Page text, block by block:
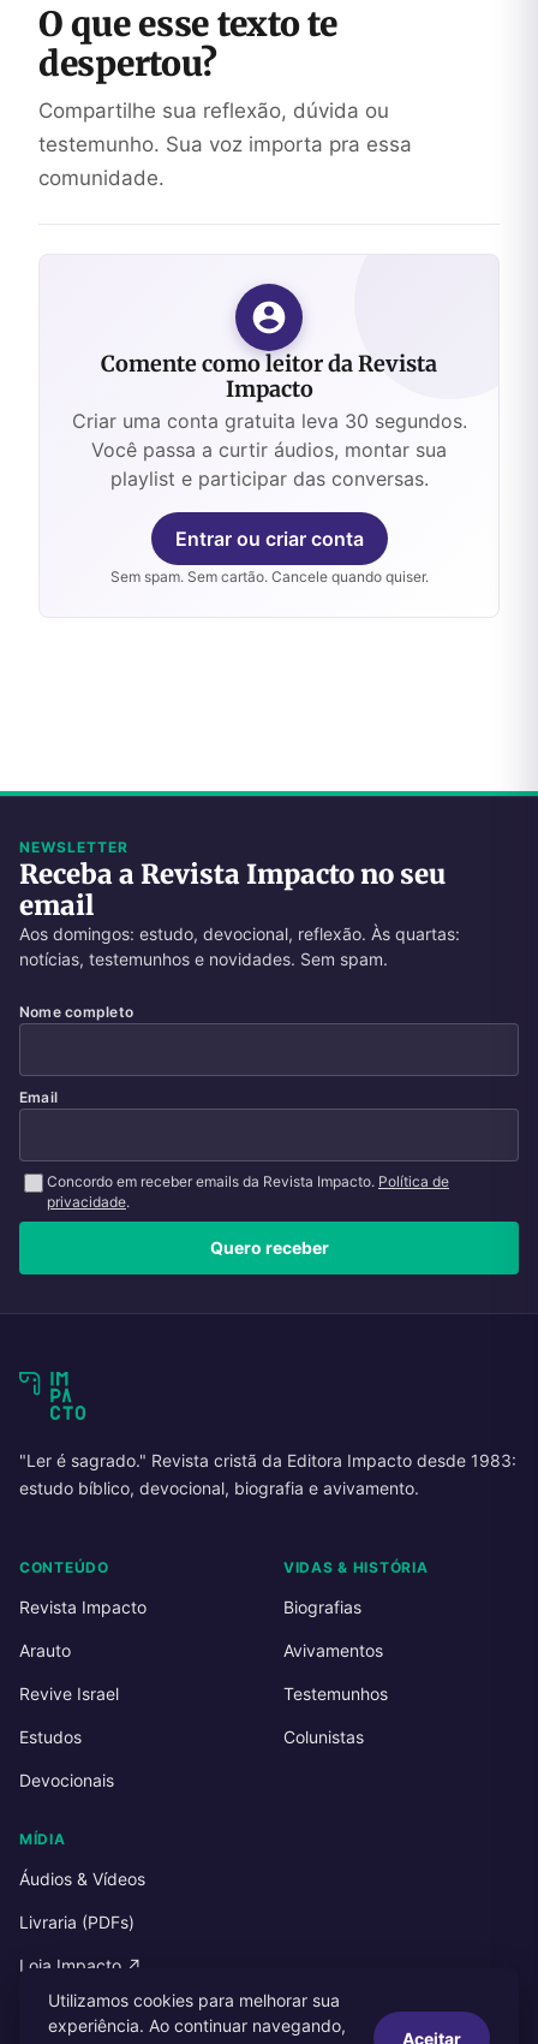
O que esse texto te
despertou?
Compartilhe sua reflexão, dúvida ou
testemunho. Sua voz importa pra essa
comunidade.
Comente como leitor da Revista
Impacto
Criar uma conta gratuita leva 30 segundos.
Você passa a curtir áudios, montar sua
playlist e participar das conversas.
Entrar ou criar conta
Sem spam. Sem cartão. Cancele quando quiser.
NEWSLETTER
Receba a Revista Impacto no seu
email
Aos domingos: estudo, devocional, reflexão. Às quartas:
notícias, testemunhos e novidades. Sem spam.
Nome completo
Email
Concordo em receber emails da Revista Impacto. Política de
privacidade.
Quero receber
"Ler é sagrado." Revista cristã da Editora Impacto desde 1983:
estudo bíblico, devocional, biografia e avivamento.
CONTEÚDO
Revista Impacto
Arauto
Revive Israel
Estudos
Devocionais
VIDAS & HISTÓRIA
Biografias
Avivamentos
Testemunhos
Colunistas
MÍDIA
Áudios & Vídeos
Livraria (PDFs)
Loja Impacto ↗
Utilizamos cookies para melhorar sua
experiência. Ao continuar navegando,
Aceitar